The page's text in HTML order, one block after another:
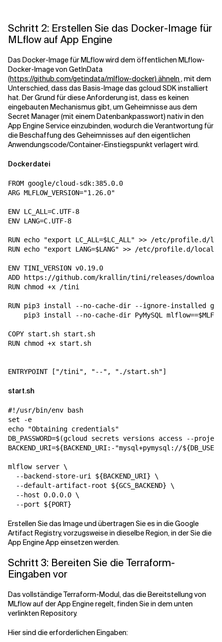
Schritt 2: Erstellen Sie das Docker-Image für
MLflow auf App Engine
Das Docker-Image für MLflow wird dem öffentlichen MLflow-
Docker-Image von GetInData
(https://github.com/getindata/mlflow-docker) ähneln ,mit dem
Unterschied, dass das Basis-Image das gcloud SDK installiert
hat. Der Grund für diese Anforderung ist, dass es keinen
eingebauten Mechanismus gibt, um Geheimnisse aus dem
Secret Manager (mit einem Datenbankpasswort) nativ in den
App Engine Service einzubinden, wodurch die Verantwortung für
die Beschaffung des Geheimnisses auf den eigentlichen
Anwendungscode/Container-Einstiegspunkt verlagert wird.
Dockerdatei
FROM google/cloud-sdk:385.0.0
ARG MLFLOW_VERSION="1.26.0"
ENV LC_ALL=C.UTF-8
ENV LANG=C.UTF-8
RUN echo "export LC_ALL=$LC_ALL" >> /etc/profile.d/
RUN echo "export LANG=$LANG" >> /etc/profile.d/
ENV TINI_VERSION v0.19.0
ADD https://github.com/krallin/tini/releases/
RUN chmod +x /tini
RUN pip3 install --no-cache-dir --ignore-installed
pip3 install --no-cache-dir PyMySQL
COPY start.sh start.sh
RUN chmod +x start.sh
ENTRYPOINT ["/tini", "--", "./start.sh"]
start.sh
#!/usr/bin/env bash
set -e
echo "Obtaining credentials"
DB_PASSWORD=$(gcloud secrets versions access --
BACKEND_URI=${BACKEND_URI:-"mysql+pymysql://
mlflow server \
  --backend-store-uri ${BACKEND_URI} \
  --default-artifact-root ${GCS_BACKEND} \
  --host 0.0.0.0 \
  --port ${PORT}
Erstellen Sie das Image und übertragen Sie es in die Google
Artifact Registry, vorzugsweise in dieselbe Region, in der Sie die
App Engine App einsetzen werden.
Schritt 3: Bereiten Sie die Terraform-
Eingaben vor
Das vollständige Terraform-Modul, das die Bereitstellung von
MLflow auf der App Engine regelt, finden Sie in dem unten
verlinkten Repository.
Hier sind die erforderlichen Eingaben: